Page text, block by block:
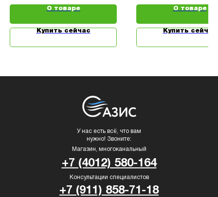
О товаре
Купить сейчас
О товаре
Купить сейчас
У нас есть всё, что вам
нужно! Звоните:
Магазин, многоканальный
Консультации специалистов
+7 (911) 858-71-18
+7 (4012) 580-164